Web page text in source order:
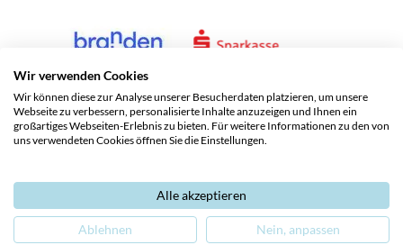
Service und Kontakte
Datenschutz
Wir verwenden Cookies
Wir können diese zur Analyse unserer Besucherdaten platzieren, um unsere
Webseite zu verbessern, personalisierte Inhalte anzuzeigen und Ihnen ein
großartiges Webseiten-Erlebnis zu bieten. Für weitere Informationen zu den von
uns verwendeten Cookies öffnen Sie die Einstellungen.
Alle akzeptieren
Ablehnen Nein, anpassen